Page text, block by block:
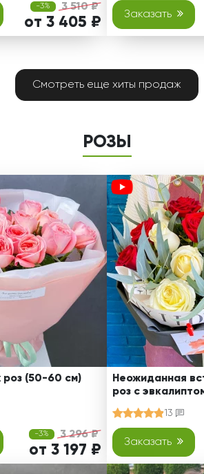
-3% 3 510 ₽
от 3 405 ₽
Заказать
Смотреть еще хиты продаж
РОЗЫ
роз (50-60 см)
-3% 3 296 ₽
от 3 197 ₽
Неожиданная
роз с
13
Заказать